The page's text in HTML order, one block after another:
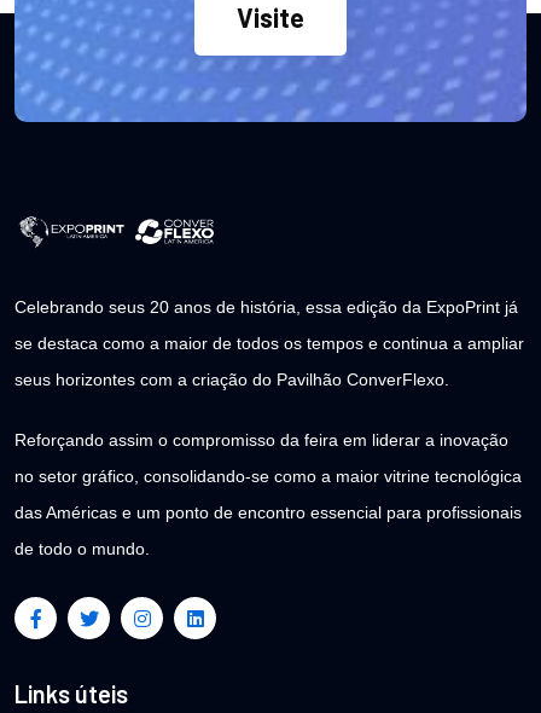
Visite
Celebrando seus 20 anos de história, essa edição da ExpoPrint já
se destaca como a maior de todos os tempos e continua a ampliar
seus horizontes com a criação do Pavilhão ConverFlexo.
Reforçando assim o compromisso da feira em liderar a inovação
no setor gráfico, consolidando-se como a maior vitrine tecnológica
das Américas e um ponto de encontro essencial para profissionais
de todo o mundo.
Links úteis